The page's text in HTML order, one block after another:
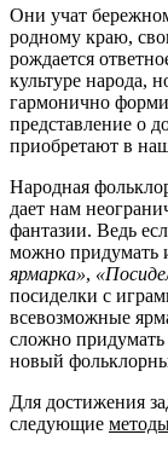
Они учат
родному краю,
рождается
культуре народа,
гармонично
представление о
приобретают в
Народная
дает нам
фантазии. Ведь
можно придумать
ярмарка»,
посиделки с
всевозможные
сложно
новый
Для достижения
следующие